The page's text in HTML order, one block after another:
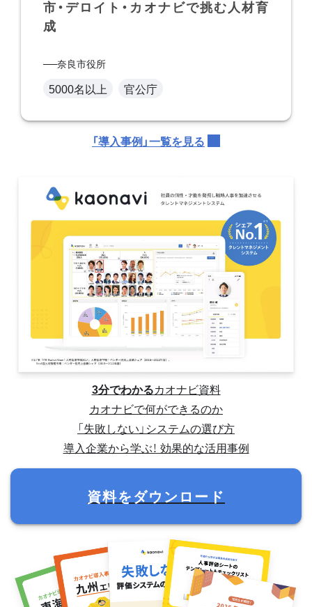
市・デロイト・カオナビで挑む人材育
成
奈良市役所
5000名以上 官公庁
「導入事例」一覧を見る
3分でわかるカオナビ資料
カオナビで何ができるのか
「失敗しない」システムの選び方
導入企業から学ぶ！ 効果的な活用事例
資料をダウンロード